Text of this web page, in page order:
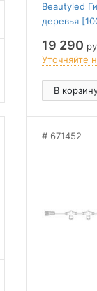
Beautyled
деревья
19 290
Уточняйте
В
671452